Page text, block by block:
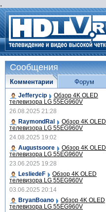
.
Сообщения
Комментарии
Jefferycip Обзор 4K OLED
телевизора LG 55EG960V
26.08.2025 21:28
RaymondRal
Обзор 4K OLED
телевизора LG 55EG960V
24.08.2025 19:02
Augustsoore
Обзор 4K OLED
телевизора LG 55EG960V
23.06.2025 19:28
LesliedeF
Обзор 4K OLED
телевизора LG 55EG960V
03.06.2025 20:14
BryanBoano
Обзор 4K OLED
телевизора LG 55EG960V
Форум